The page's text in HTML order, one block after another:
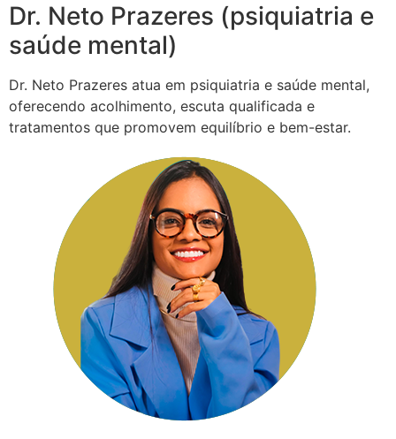
Dr. Neto Prazeres (psiquiatria e
saúde mental)
Dr. Neto Prazeres atua em psiquiatria e saúde mental,
oferecendo acolhimento, escuta qualificada e
tratamentos que promovem equilíbrio e bem-estar.